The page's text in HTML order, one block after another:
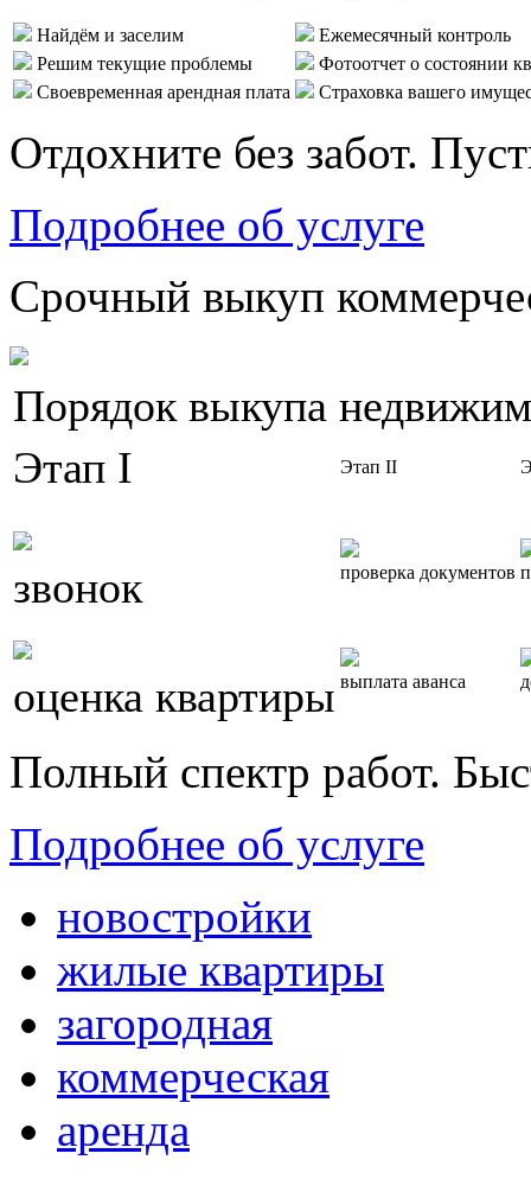
Найдём и заселим
Ежемесячный контроль
Решим текущие проблемы
Фотоотчет о состоянии
Своевременная арендная плата
Страховка вашего
Отдохните без забот.
Подробнее об услуге
Срочный выкуп
Порядок выкупа
Этап I
Этап II
звонок проверка документов
оценка квартиры выплата аванса
Полный спектр работ.
Подробнее об услуге
новостройки
жилые квартиры
загородная
коммерческая
аренда